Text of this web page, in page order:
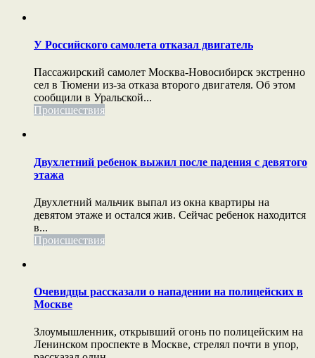
У Российского самолета отказал двигатель
Пассажирский самолет Москва-Новосибирск экстренно
сел в Тюмени из-за отказа второго двигателя. Об этом
сообщили в Уральской...
Происшествия
Двухлетний ребенок выжил после падения с девятого
этажа
Двухлетний мальчик выпал из окна квартиры на
девятом этаже и остался жив. Сейчас ребенок находится
в...
Происшествия
Очевидцы рассказали о нападении на полицейских в
Москве
Злоумышленник, открывший огонь по полицейским на
Ленинском проспекте в Москве, стрелял почти в упор,